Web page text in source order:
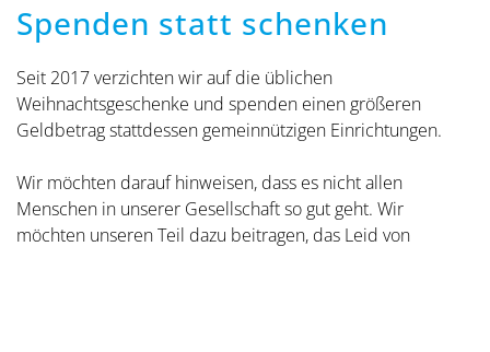
Spenden statt schenken
Seit 2017 verzichten wir auf die üblichen
Weihnachtsgeschenke und spenden einen größeren
Geldbetrag stattdessen gemeinnützigen Einrichtungen.
Wir möchten darauf hinweisen, dass es nicht allen
Menschen in unserer Gesellschaft so gut geht. Wir
möchten unseren Teil dazu beitragen, das Leid von